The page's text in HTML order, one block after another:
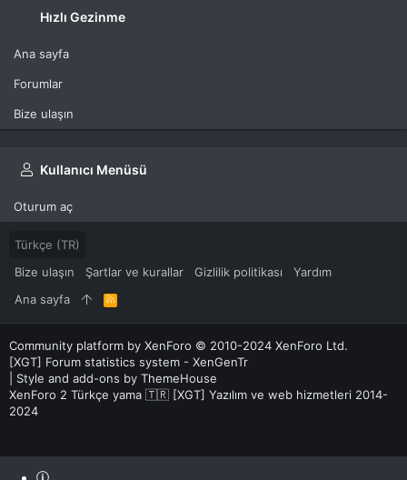
Hızlı Gezinme
Ana sayfa
Forumlar
Bize ulaşın
Kullanıcı Menüsü
Oturum aç
Türkçe (TR)
Bize ulaşın
Şartlar ve kurallar Gizlilik politikası
Yardım
Ana sayfa
R
S
S
Community platform by XenForo © 2010-2024 XenForo Ltd.
[XGT] Forum statistics system - XenGenTr
Style and add-ons by ThemeHouse
XenForo 2 Türkçe yama 🇹🇷 [XGT] Yazılım ve web hizmetleri 2014-
2024